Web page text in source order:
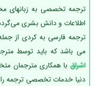
ترجمه تخصصی به زبانهای
اطلاعات و دانش بشری
ترجمه فارسی به کردی از
می باشد که باید توسط
اشراق با همکاری مترجمان
دنیا خدمات تخصصی ترجمه را